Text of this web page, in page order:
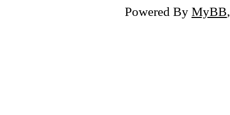
Powered By MyBB